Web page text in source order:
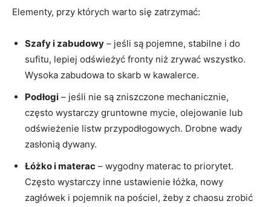
Elementy, przy których warto się zatrzymać:
Szafy i zabudowy – jeśli są pojemne, stabilne i do
sufitu, lepiej odświeżyć fronty niż zrywać wszystko.
Wysoka zabudowa to skarb w kawalerce.
Podłogi – jeśli nie są zniszczone mechanicznie,
często wystarczy gruntowne mycie, olejowanie lub
odświeżenie listw przypodłogowych. Drobne wady
zasłonią dywany.
Łóżko i materac – wygodny materac to priorytet.
Często wystarczy inne ustawienie łóżka, nowy
zagłówek i pojemnik na pościel, żeby z chaosu zrobić